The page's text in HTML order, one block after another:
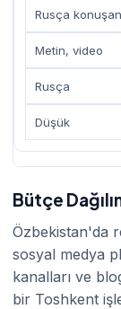
Rusça
Metin, video
Rusça
Düşük
Bütçe
Özbekistan'da
sosyal medya
kanalları ve
bir Toshkent